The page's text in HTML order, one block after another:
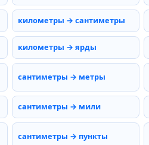
километры → сантиметры
километры → ярды
сантиметры → метры
сантиметры → мили
сантиметры → пункты